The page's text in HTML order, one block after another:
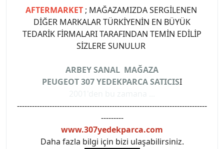
AFTERMARKET ; MAĞAZAMIZDA SERGİLENEN
DİĞER MARKALAR TÜRKİYENİN EN BÜYÜK
TEDARİK FİRMALARI TARAFINDAN TEMİN EDİLİP
SİZLERE SUNULUR
ARBEY SANAL MAĞAZA
PEUGEOT 307 YEDEKPARCA SATICISI
----------------------------------------------------------------------------
---------
www.307yedekparca.com
Daha fazla bilgi için bizi ulaşabilirsiniz.